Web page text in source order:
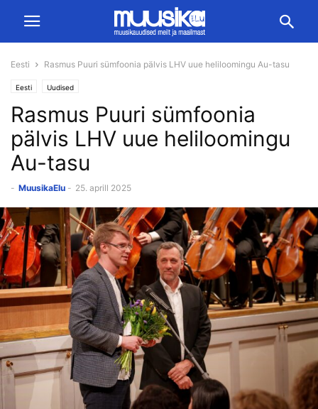
Eesti Rasmus Puuri sümfoonia pälvis LHV uue heliloomingu Au-tasu
Eesti Uudised
Rasmus Puuri sümfoonia
pälvis LHV uue heliloomingu
Au-tasu
- MuusikaElu - 25. aprill 2025